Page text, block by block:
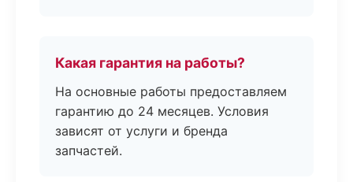
Какая гарантия на работы?
На основные работы предоставляем
гарантию до 24 месяцев. Условия
зависят от услуги и бренда
запчастей.